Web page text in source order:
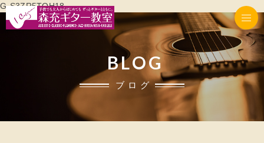
G-S3ZR5TQH18
BLOG
ブログ